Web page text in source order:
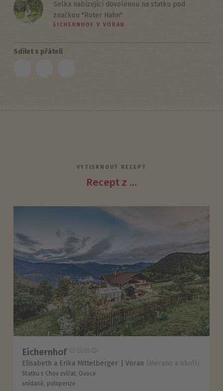
Selka nabízející dovolenou na statku pod
značkou "Roter Hahn"
EICHERNHOF V VÖRAN
Sdílet s přáteli
VYTISKNOUT RECEPT
Recept z ...
Eichernhof
Elisabeth a Erika Mittelberger Vöran (Merano a okolí)
Statku s Chov zvířat, Ovoce
snídaně, polopenze